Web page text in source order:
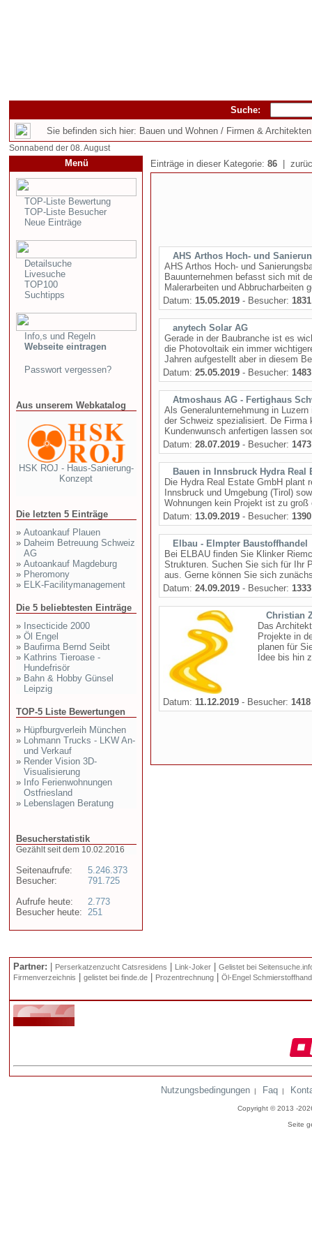
Suche:
Sie befinden sich hier: Bauen und Wohnen / Firmen & Architekten
Sonnabend der 08. August
Menü
TOP-Liste Bewertung
TOP-Liste Besucher
Neue Einträge
Detailsuche
Livesuche
TOP100
Suchtipps
Info,s und Regeln
Webseite eintragen
Passwort vergessen?
Aus unserem Webkatalog
HSK ROJ - Haus-Sanierung-
Konzept
Die letzten 5 Einträge
» Autoankauf Plauen
» Daheim Betreuung Schweiz
AG
» Autoankauf Magdeburg
» Pheromony
» ELK-Facilitymanagement
Die 5 beliebtesten Einträge
» Insecticide 2000
» Öl Engel
» Baufirma Bernd Seibt
» Kathrins Tieroase -
Hundefrisör
» Bahn & Hobby Günsel
Leipzig
TOP-5 Liste Bewertungen
» Hüpfburgverleih München
» Lohmann Trucks - LKW An-
und Verkauf
» Render Vision 3D-
Visualisierung
» Info Ferienwohnungen
Ostfriesland
» Lebenslagen Beratung
Besucherstatistik
Gezählt seit dem 10.02.2016
Seitenaufrufe:
Besucher:
Aufrufe heute:
Besucher heute:
5.246.373
791.725
2.773
251
Einträge in dieser Kategorie: 86 |
AHS Arthos Hoch- und
AHS Arthos Hoch- und
Bauunternehmen befasst sich mit
Malerarbeiten und Abbrucharbeiten
Datum: 15.05.2019 - Besucher: 1831
anytech Solar AG
Gerade in der Baubranche ist es
die Photovoltaik ein immer
Jahren aufgestellt aber in diesem
Datum: 25.05.2019 - Besucher: 1483
Atmoshaus AG - Fertighaus
Als Generalunternehmung in
der Schweiz spezialisiert. De Firma
Kundenwunsch anfertigen lassen
Datum: 28.07.2019 - Besucher: 1473
Bauen in Innsbruck Hydra Real
Die Hydra Real Estate GmbH plant
Innsbruck und Umgebung (Tirol)
Wohnungen kein Projekt ist zu
Datum: 13.09.2019 - Besucher: 1390
Elbau - Elmpter Baustoffhandel
Bei ELBAU finden Sie Klinker
Strukturen. Suchen Sie sich für Ihr
aus. Gerne können Sie sich
Datum: 24.09.2019 - Besucher: 1333
Christian
Das
Projekte in
planen für
Idee bis hin
Datum: 11.12.2019 - Besucher: 1418
Partner: Perserkatzenzucht Catsresidens Link-Joker
Gelistet bei
Firmenverzeichnis
gelistet bei finde.de Prozentrechnung Öl-Engel
Nutzungsbedingungen | Faq |
Copyright © 2013 -
Seite